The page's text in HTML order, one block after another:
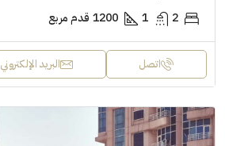
2
1
1200 قدم مربع
اتصل البريد الإلكتروني